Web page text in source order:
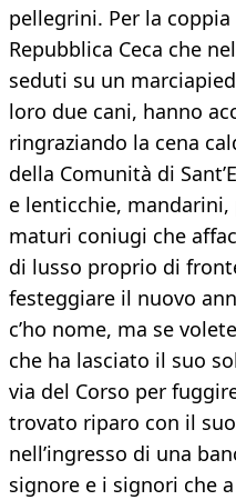
pellegrini. Per la
Repubblica Ceca che
seduti su un
loro due cani, hanno
ringraziando la cena
della Comunità di
e lenticchie,
maturi coniugi che
di lusso proprio di
festeggiare il nuovo
c’ho nome, ma se
che ha lasciato il suo
via del Corso per
trovato riparo con il
nell’ingresso di una
signore e i signori che